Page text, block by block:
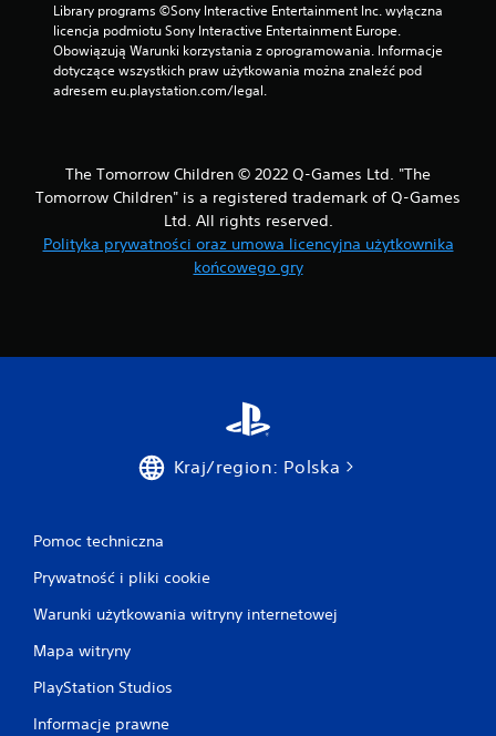
Library programs ©Sony Interactive Entertainment Inc. wyłączna
licencja podmiotu Sony Interactive Entertainment Europe.
Obowiązują Warunki korzystania z oprogramowania. Informacje
dotyczące wszystkich praw użytkowania można znaleźć pod
adresem eu.playstation.com/legal.
The Tomorrow Children © 2022 Q-Games Ltd. "The
Tomorrow Children" is a registered trademark of Q-Games
Ltd. All rights reserved.
Polityka prywatności oraz umowa licencyjna użytkownika
końcowego gry
Kraj/region: Polska
Pomoc techniczna
Prywatność i pliki cookie
Warunki użytkowania witryny internetowej
Mapa witryny
PlayStation Studios
Informacje prawne